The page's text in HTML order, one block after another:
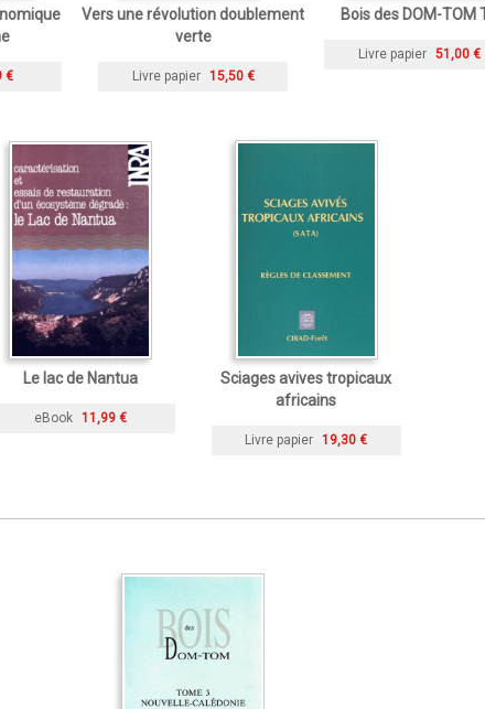
€
Vers une révolution doublement
verte
Livre papier 15,50 €
Bois des DOM-TOM
Livre papier 51,00 €
Le lac de Nantua
eBook 11,99 €
Sciages avives tropicaux
africains
Livre papier 19,30 €